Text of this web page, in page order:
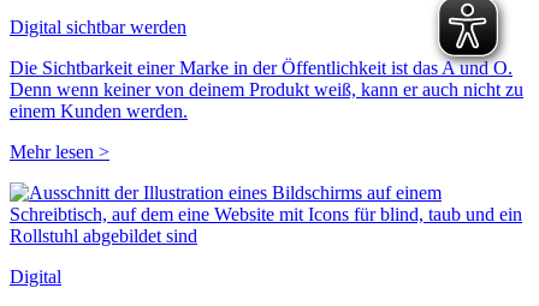
Digital sichtbar werden
Die Sichtbarkeit einer Marke in der Öffentlichkeit ist das A und O.
Denn wenn keiner von deinem Produkt weiß, kann er auch nicht zu
einem Kunden werden.
Mehr lesen >
Digital